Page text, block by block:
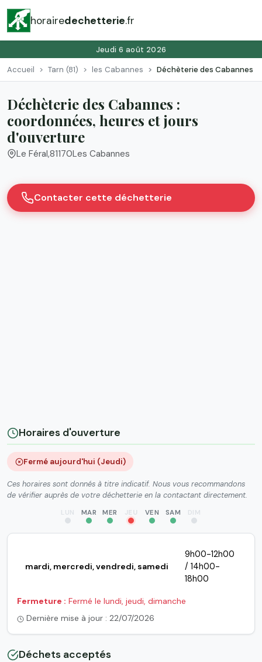
horairedechetterie.fr
Jeudi 6 août 2026
Accueil Tarn (81) les Cabannes Déchèterie des Cabannes
Déchèterie des Cabannes :
coordonnées, heures et jours
d'ouverture
Le Féral,81170Les Cabannes
Contacter cette déchetterie
Horaires d'ouverture
Fermé aujourd'hui (Jeudi)
Ces horaires sont donnés à titre indicatif. Nous vous recommandons
de vérifier auprès de votre déchetterie en la contactant directement.
LUN MAR MER JEU VEN SAM DIM
mardi, mercredi, vendredi, samedi
9h00-12h00
/ 14h00-
18h00
Fermeture : Fermé le lundi, jeudi, dimanche
Dernière mise à jour : 22/07/2026
Déchets acceptés